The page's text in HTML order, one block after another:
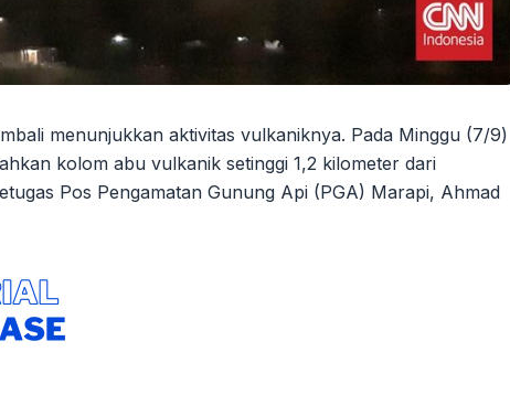
menunjukkan aktivitas vulkaniknya. Pada Minggu (7/9)
kolom abu vulkanik setinggi 1,2 kilometer dari
Pos Pengamatan Gunung Api (PGA) Marapi, Ahmad